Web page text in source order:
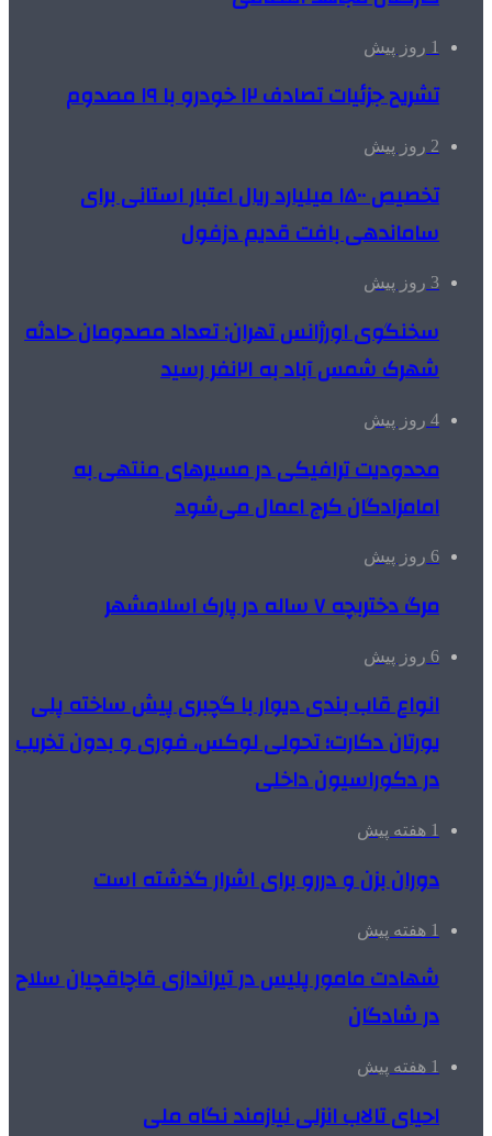
1 روز پیش
تشریح جزئیات تصادف ۱۲ خودرو با ۱۹ مصدوم
2 روز پیش
تخصیص ۱۵۰۰ میلیارد ریال اعتبار استانی برای
ساماندهی بافت قدیم دزفول
3 روز پیش
سخنگوی اورژانس تهران: تعداد مصدومان حادثه
شهرک شمس آباد به ۲۱نفر رسید
4 روز پیش
محدودیت ترافیکی در مسیرهای منتهی به
امامزادگان کرج اعمال می‌شود
6 روز پیش
مرگ دختربچه ۷ ساله در پارک اسلامشهر
6 روز پیش
انواع قاب بندی دیوار با گچبری پیش ساخته پلی
یورتان دکارت؛ تحولی لوکس، فوری و بدون تخریب
در دکوراسیون داخلی
1 هفته پیش
دوران بزن و دررو برای اشرار گذشته است
1 هفته پیش
شهادت مامور پلیس در تیراندازی قاچاقچیان سلاح
در شادگان
1 هفته پیش
احیای تالاب انزلی نیازمند نگاه ملی